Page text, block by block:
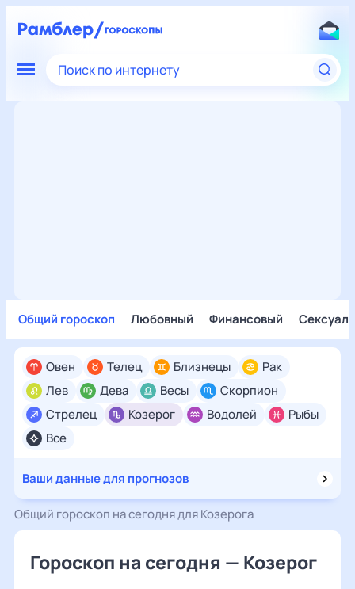
Поиск по интернету
Общий гороскоп Любовный Финансовый
Все
Овен Телец Близнецы
Рак
Лев
Дева Весы
Скорпион
Стрелец
Козерог Водолей Рыбы
Ваши данные для прогнозов
Общий гороскоп на сегодня для Козерога
Гороскоп на сегодня — Козерог